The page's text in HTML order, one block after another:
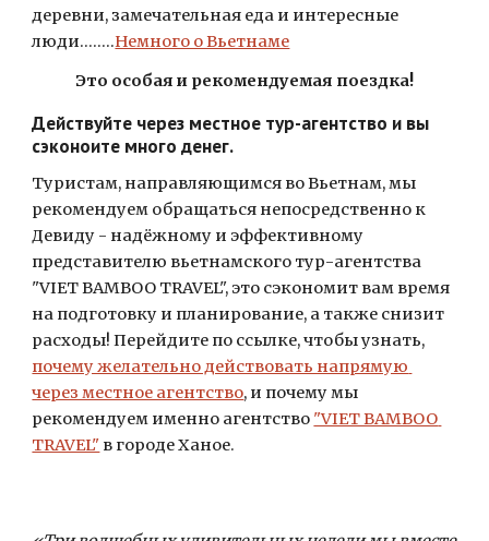
деревни, замечательная еда и интересные
люди........Немного о Вьетнаме
Это особая и рекомендуемая поездка!
Действуйте через местное тур-агентство и вы
сэконоите много денег.
Туристам, направляющимся во Вьетнам, мы
рекомендуем обращаться непосредственно к
Девиду - надёжному и эффективному
представителю вьетнамского тур-агентства
"VIET BAMBOO TRAVEL", это сэкономит вам время
на подготовку и планирование, а также снизит
расходы! Перейдите по ссылке, чтобы узнать,
почему желательно действовать напрямую
через местное агентство, и почему мы
рекомендуем именно агентство "VIET BAMBOO
TRAVEL" в городе Ханое.